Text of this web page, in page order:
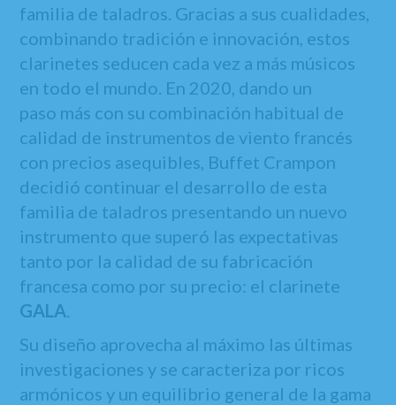
familia de taladros. Gracias a sus cualidades,
combinando tradición e innovación, estos
clarinetes seducen cada vez a más músicos
en todo el mundo. En 2020, dando un
paso más con su combinación habitual de
calidad de instrumentos de viento francés
con precios asequibles, Buffet Crampon
decidió continuar el desarrollo de esta
familia de taladros presentando un nuevo
instrumento que superó las expectativas
tanto por la calidad de su fabricación
francesa como por su precio: el clarinete
GALA.
Su diseño aprovecha al máximo las últimas
investigaciones y se caracteriza por ricos
armónicos y un equilibrio general de la gama